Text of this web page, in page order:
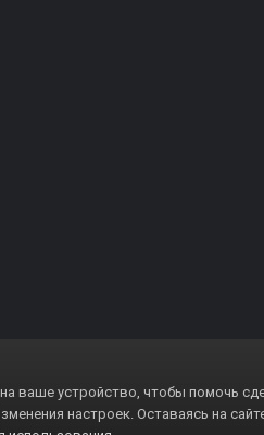
на ваше устройство, чтобы помочь
настроек. Оставаясь на